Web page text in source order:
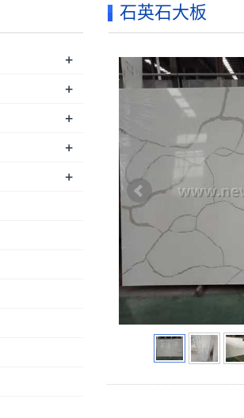
石英石大板
+
+
+
+
+